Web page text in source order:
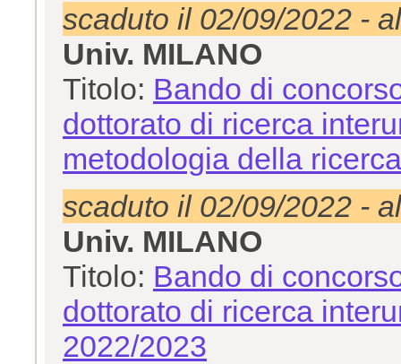
scaduto il 02/09/2022 -
Univ. MILANO
Titolo: Bando di
dottorato di ricerca
metodologia della
scaduto il 02/09/2022 -
Univ. MILANO
Titolo: Bando di
dottorato di ricerca
2022/2023